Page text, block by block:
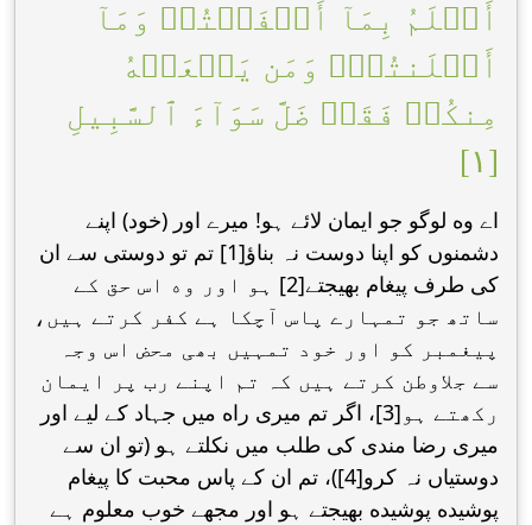
أَعۡلَمُ بِمَآ أَخۡفَيۡتُمۡ وَمَآ
أَعۡلَنتُمۡۚ وَمَن يَفۡعَلۡهُ
مِنكُمۡ فَقَدۡ ضَلَّ سَوَآءَ ٱلسَّبِيلِ
[١]
اے وه لوگو جو ایمان ﻻئے ہو! میرے اور (خود) اپنے
دشمنوں کو اپنا دوست نہ بناؤ[1] تم تو دوستی سے ان
کی طرف پیغام بھیجتے[2] ہو اور وه اس حق کے
ساتھ جو تمہارے پاس آچکا ہے کفر کرتے ہیں،
پیغمبر کو اور خود تمہیں بھی محض اس وجہ
سے جلاوطن کرتے ہیں کہ تم اپنے رب پر ایمان
رکھتے ہو[3]، اگر تم میری راه میں جہاد کے لیے اور
میری رضا مندی کی طلب میں نکلتے ہو (تو ان سے
دوستیاں نہ کرو[4])، تم ان کے پاس محبت کا پیغام
پوشیده پوشیده بھیجتے ہو اور مجھے خوب معلوم ہے